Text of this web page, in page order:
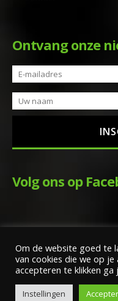
Ontvang onze
Volg ons op
Copyright Wim ter
Om de website goed te
van cookies die we op
accepteren te klikken ga
Instellingen